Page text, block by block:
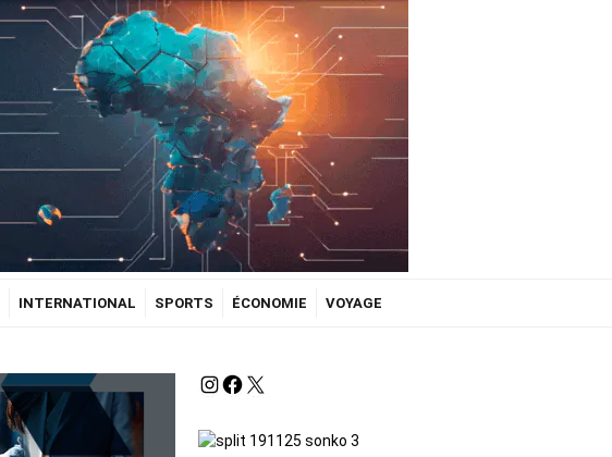
INTERNATIONAL SPORTS ÉCONOMIE VOYAGE